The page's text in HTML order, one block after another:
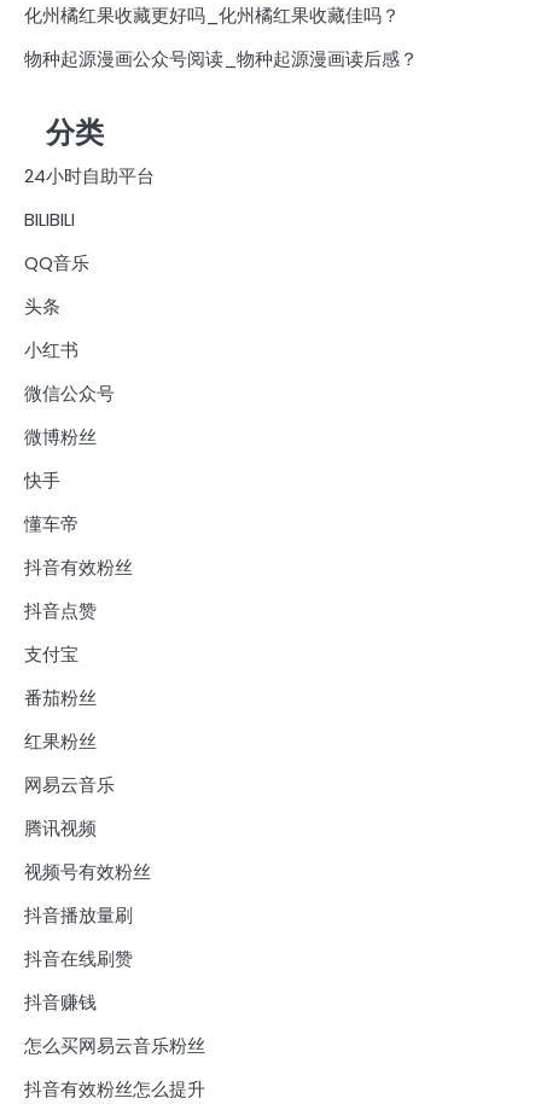
化州橘红果收藏更好吗_化州橘红果收藏佳吗？
物种起源漫画公众号阅读_物种起源漫画读后感？
分类
24小时自助平台
BILIBILI
QQ音乐
头条
小红书
微信公众号
微博粉丝
快手
懂车帝
抖音有效粉丝
抖音点赞
支付宝
番茄粉丝
红果粉丝
网易云音乐
腾讯视频
视频号有效粉丝
抖音播放量刷
抖音在线刷赞
抖音赚钱
怎么买网易云音乐粉丝
抖音有效粉丝怎么提升